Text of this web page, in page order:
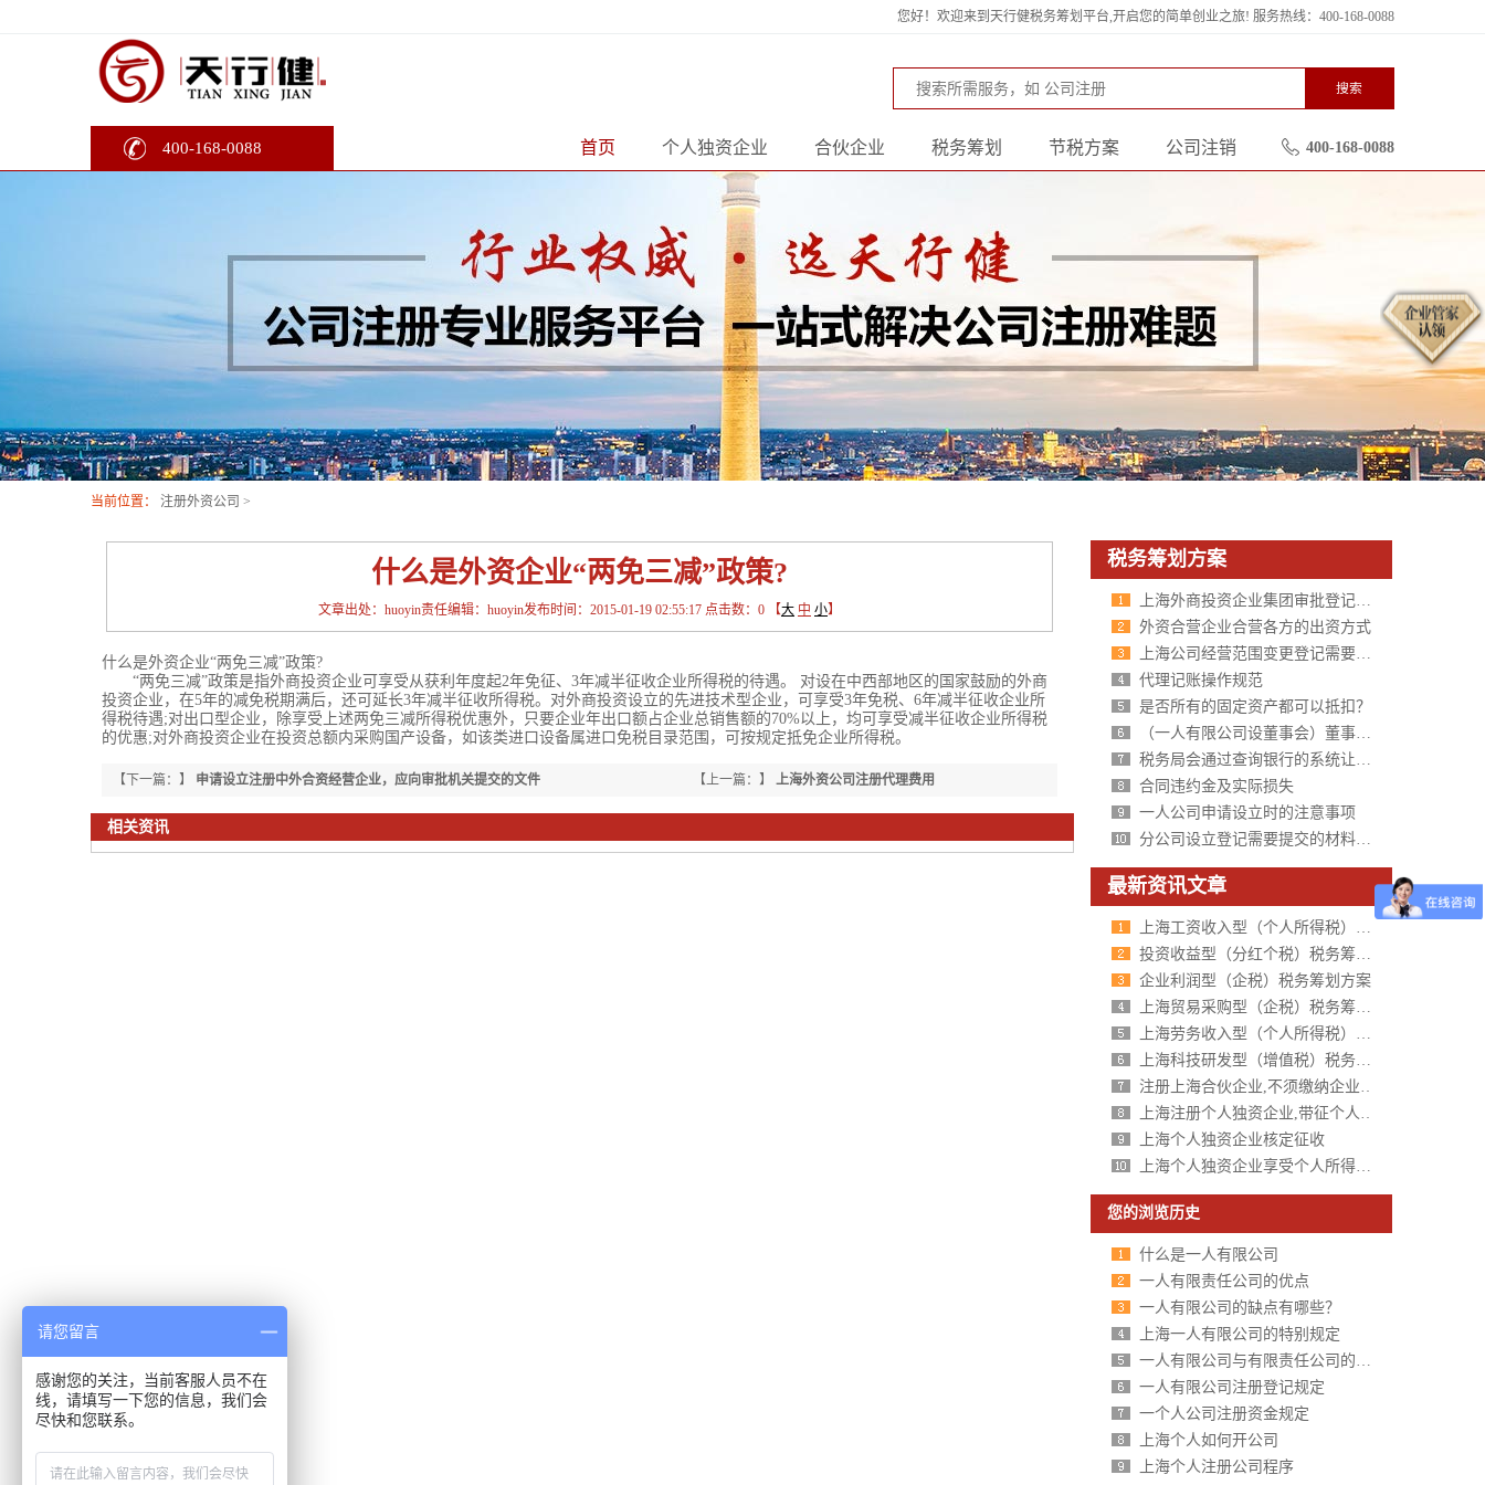
您好！欢迎来到天行健税务筹划平台,开启您的简单创业之旅! 服务热线：400-168-0088
搜索
400-168-0088 400-168-0088
公司注销
节税方案
税务筹划
合伙企业
个人独资企业
首页
当前位置： 注册外资公司 >
什么是外资企业“两免三减”政策?
文章出处：huoyin责任编辑：huoyin发布时间：2015-01-19 02:55:17 点击数： 0 【大 中 小】
什么是外资企业“两免三减”政策?
“两免三减”政策是指外商投资企业可享受从获利年度起2年免征、3年减半征收企业所得税的待遇。 对设在中西部地区的国家鼓励的外商
投资企业，在5年的减免税期满后，还可延长3年减半征收所得税。对外商投资设立的先进技术型企业，可享受3年免税、6年减半征收企业所
得税待遇;对出口型企业，除享受上述两免三减所得税优惠外，只要企业年出口额占企业总销售额的70%以上，均可享受减半征收企业所得税
的优惠;对外商投资企业在投资总额内采购国产设备，如该类进口设备属进口免税目录范围，可按规定抵免企业所得税。
【上一篇：】 上海外资公司注册代理费用
【下一篇：】 申请设立注册中外合资经营企业，应向审批机关提交的文件
相关资讯
税务筹划方案
上海外商投资企业集团审批登记程序规定
外资合营企业合营各方的出资方式
上海公司经营范围变更登记需要提交的材料
代理记账操作规范
是否所有的固定资产都可以抵扣？
（一人有限公司设董事会）董事（含非法定代表人的董事长或执行董
税务局会通过查询银行的系统让公司补交税款吗？
合同违约金及实际损失
一人公司申请设立时的注意事项
分公司设立登记需要提交的材料及规范要求
最新资讯文章
上海工资收入型（个人所得税）税务筹划方案
投资收益型（分红个税）税务筹划方案
企业利润型（企税）税务筹划方案
上海贸易采购型（企税）税务筹划方案
上海劳务收入型（个人所得税）税务筹划方案
上海科技研发型（增值税）税务筹划方案
注册上海合伙企业,不须缴纳企业所得税,个人所得税核定征收
上海注册个人独资企业,带征个人所得税,财政税收返还扶持40%-50%
上海个人独资企业核定征收
上海个人独资企业享受个人所得税核定征收
您的浏览历史
什么是一人有限公司
一人有限责任公司的优点
一人有限公司的缺点有哪些？
上海一人有限公司的特别规定
一人有限公司与有限责任公司的区别分析
一人有限公司注册登记规定
一个人公司注册资金规定
上海个人如何开公司
上海个人注册公司程序
请您留言
感谢您的关注，当前客服人员不在
线，请填写一下您的信息，我们会
尽快和您联系。